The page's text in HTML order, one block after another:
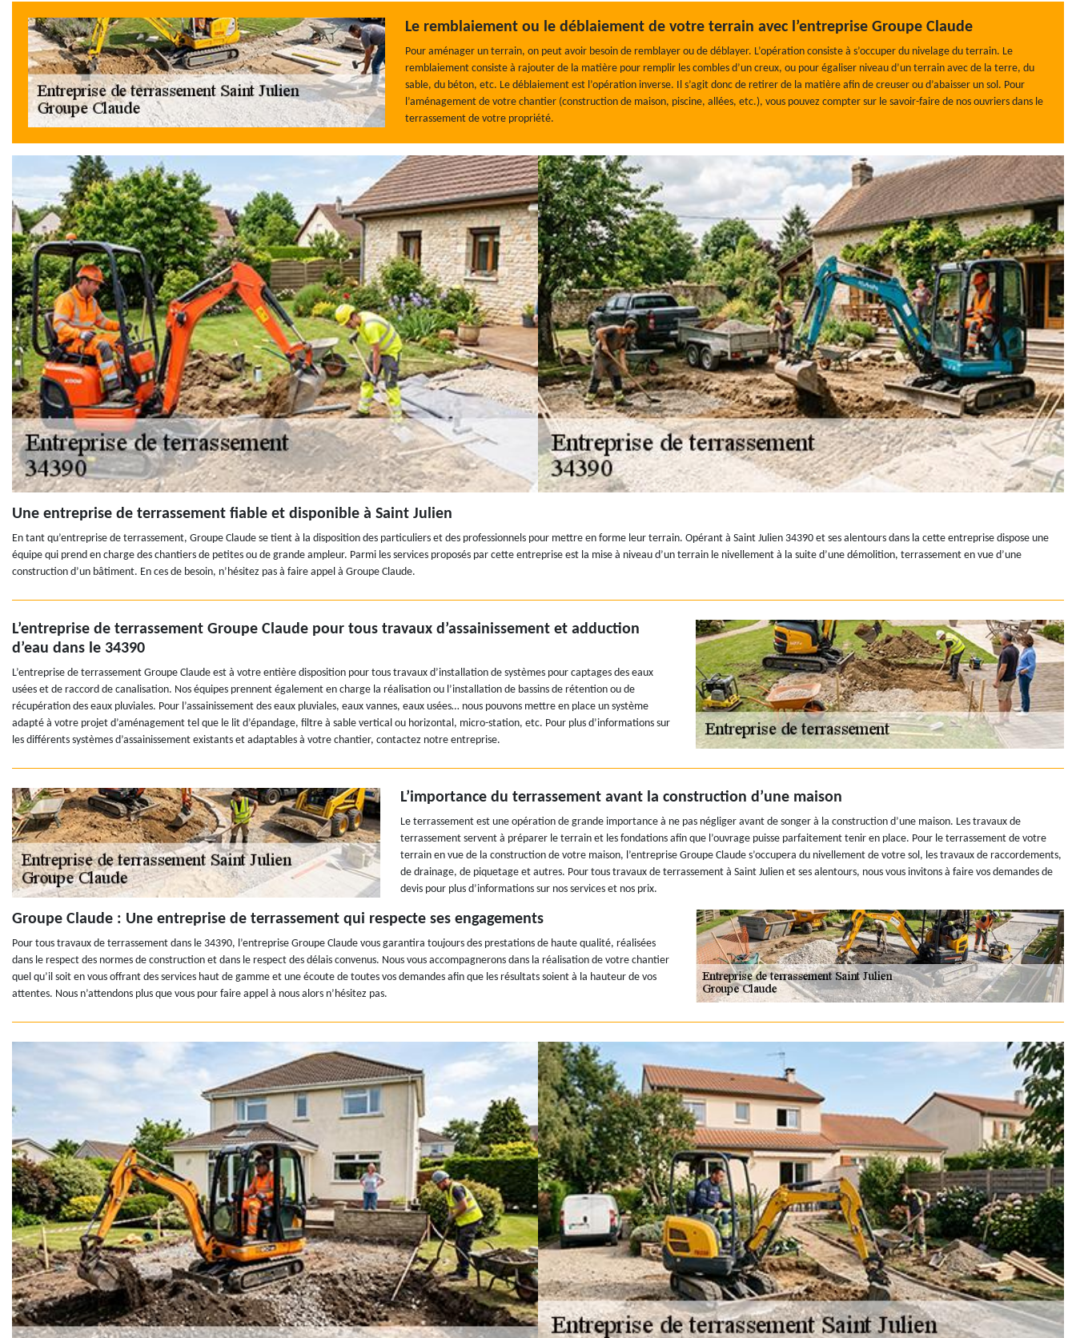
Le remblaiement ou le déblaiement de votre terrain avec l’entreprise Groupe Claude
Pour aménager un terrain, on peut avoir besoin de remblayer ou de déblayer. L’opération consiste à s’occuper du nivelage du terrain. Le
remblaiement consiste à rajouter de la matière pour remplir les combles d’un creux, ou pour égaliser niveau d’un terrain avec de la terre, du
sable, du béton, etc. Le déblaiement est l’opération inverse. Il s’agit donc de retirer de la matière afin de creuser ou d’abaisser un sol. Pour
l’aménagement de votre chantier (construction de maison, piscine, allées, etc.), vous pouvez compter sur le savoir-faire de nos ouvriers dans le
terrassement de votre propriété.
Une entreprise de terrassement fiable et disponible à Saint Julien
En tant qu’entreprise de terrassement, Groupe Claude se tient à la disposition des particuliers et des professionnels pour mettre en forme leur terrain. Opérant à Saint Julien 34390 et ses alentours dans la cette entreprise dispose une
équipe qui prend en charge des chantiers de petites ou de grande ampleur. Parmi les services proposés par cette entreprise est la mise à niveau d’un terrain le nivellement à la suite d’une démolition, terrassement en vue d’une
construction d’un bâtiment. En ces de besoin, n’hésitez pas à faire appel à Groupe Claude.
L’entreprise de terrassement Groupe Claude pour tous travaux d’assainissement et adduction
d’eau dans le 34390
L’entreprise de terrassement Groupe Claude est à votre entière disposition pour tous travaux d’installation de systèmes pour captages des eaux
usées et de raccord de canalisation. Nos équipes prennent également en charge la réalisation ou l’installation de bassins de rétention ou de
récupération des eaux pluviales. Pour l’assainissement des eaux pluviales, eaux vannes, eaux usées… nous pouvons mettre en place un système
adapté à votre projet d’aménagement tel que le lit d’épandage, filtre à sable vertical ou horizontal, micro-station, etc. Pour plus d’informations sur
les différents systèmes d’assainissement existants et adaptables à votre chantier, contactez notre entreprise.
L’importance du terrassement avant la construction d’une maison
Le terrassement est une opération de grande importance à ne pas négliger avant de songer à la construction d’une maison. Les travaux de
terrassement servent à préparer le terrain et les fondations afin que l’ouvrage puisse parfaitement tenir en place. Pour le terrassement de votre
terrain en vue de la construction de votre maison, l’entreprise Groupe Claude s’occupera du nivellement de votre sol, les travaux de raccordements,
de drainage, de piquetage et autres. Pour tous travaux de terrassement à Saint Julien et ses alentours, nous vous invitons à faire vos demandes de
devis pour plus d’informations sur nos services et nos prix.
Groupe Claude : Une entreprise de terrassement qui respecte ses engagements
Pour tous travaux de terrassement dans le 34390, l’entreprise Groupe Claude vous garantira toujours des prestations de haute qualité, réalisées
dans le respect des normes de construction et dans le respect des délais convenus. Nous vous accompagnerons dans la réalisation de votre chantier
quel qu’il soit en vous offrant des services haut de gamme et une écoute de toutes vos demandes afin que les résultats soient à la hauteur de vos
attentes. Nous n’attendons plus que vous pour faire appel à nous alors n’hésitez pas.